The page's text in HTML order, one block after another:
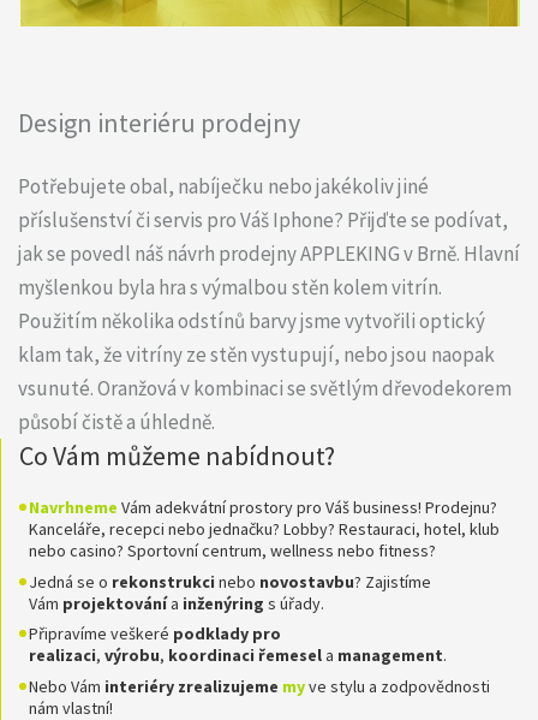
Design interiéru prodejny
Potřebujete obal, nabíječku nebo jakékoliv jiné
příslušenství či servis pro Váš Iphone? Přijďte se podívat,
jak se povedl náš návrh prodejny APPLEKING v Brně. Hlavní
myšlenkou byla hra s výmalbou stěn kolem vitrín.
Použitím několika odstínů barvy jsme vytvořili optický
klam tak, že vitríny ze stěn vystupují, nebo jsou naopak
vsunuté. Oranžová v kombinaci se světlým dřevodekorem
působí čistě a úhledně.
Co Vám můžeme nabídnout?
Navrhneme Vám adekvátní prostory pro Váš business! Prodejnu?
Kanceláře, recepci nebo jednačku? Lobby? Restauraci, hotel, klub
nebo casino? Sportovní centrum, wellness nebo fitness?
Jedná se o rekonstrukci nebo novostavbu? Zajistíme
Vám projektovánía inženýring s úřady.
Připravíme veškeré podklady pro
realizaci, výrobu, koordinaci řemesela management.
Nebo Vám interiéry zrealizujeme myve stylu a zodpovědnosti
nám vlastní!